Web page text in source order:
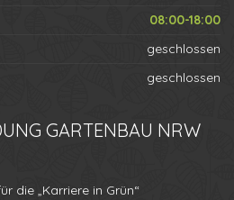
08:00-18:00
geschlossen
geschlossen
GARTENBAU NRW
die „Karriere in Grün“